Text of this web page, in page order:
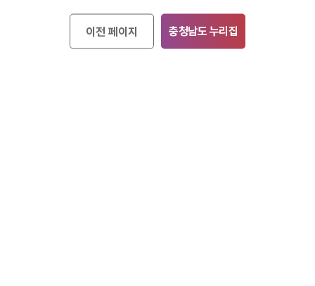
이전 페이지 충청남도 누리집